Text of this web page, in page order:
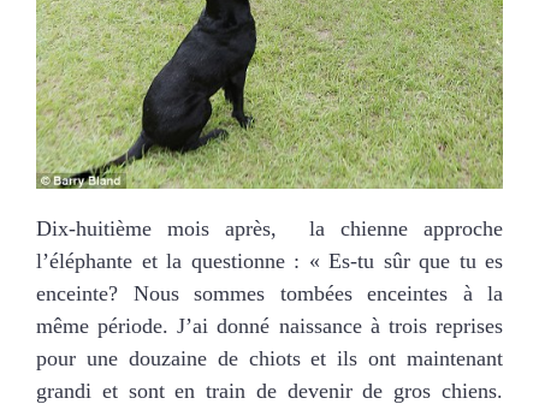
Dix-huitième mois après, la chienne approche
l’éléphante et la questionne : « Es-tu sûr que tu es
enceinte? Nous sommes tombées enceintes à la
même période. J’ai donné naissance à trois reprises
pour une douzaine de chiots et ils ont maintenant
grandi et sont en train de devenir de gros chiens.